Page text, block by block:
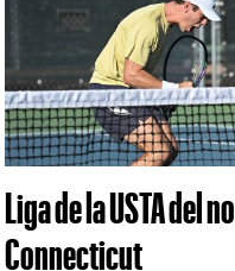
Liga de la USTA del
Connecticut